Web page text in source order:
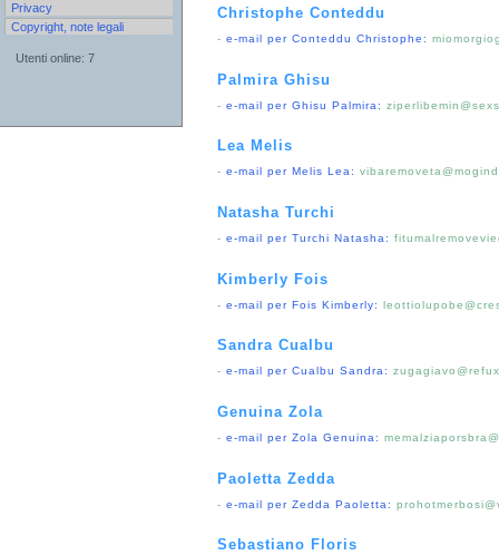
Christophe Conteddu
- e-mail per Conteddu Christophe:
Palmira Ghisu
- e-mail per Ghisu Palmira:
Lea Melis
- e-mail per Melis Lea:
Natasha Turchi
- e-mail per Turchi Natasha:
Kimberly Fois
- e-mail per Fois Kimberly:
Sandra Cualbu
- e-mail per Cualbu Sandra:
Genuina Zola
- e-mail per Zola Genuina:
Paoletta Zedda
- e-mail per Zedda Paoletta:
Sebastiano Floris
Privacy
Copyright, note legali
Utenti online: 7